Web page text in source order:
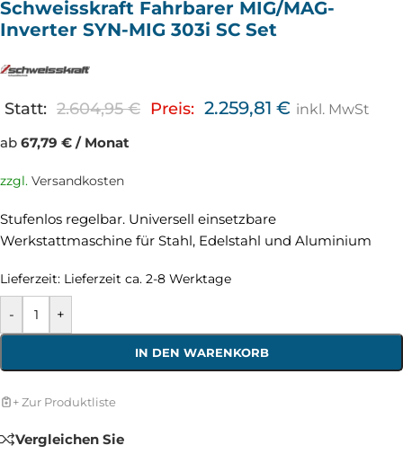
Schweisskraft Fahrbarer MIG/MAG-
Inverter SYN-MIG 303i SC Set
Statt: 2.604,95€ Preis: 2.259,81 € inkl. MwSt
ab 67,79 € / Monat
zzgl. Versandkosten
Stufenlos regelbar. Universell einsetzbare
Werkstattmaschine für Stahl, Edelstahl und Aluminium
Lieferzeit: Lieferzeit ca. 2-8 Werktage
- +
IN DEN WARENKORB
+ Zur Produktliste
Vergleichen Sie